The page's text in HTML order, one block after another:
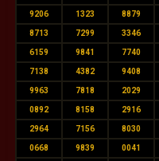
9206 1323 8879
8713 7299 3346
6159 9841 7740
7138 4382 9408
9963 7818 2029
0892 8158 2916
2964 7156 8030
0668 9839 0041